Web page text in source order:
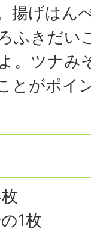
揚げはん
ふきだい
。ツナみ
とがポイ
1枚